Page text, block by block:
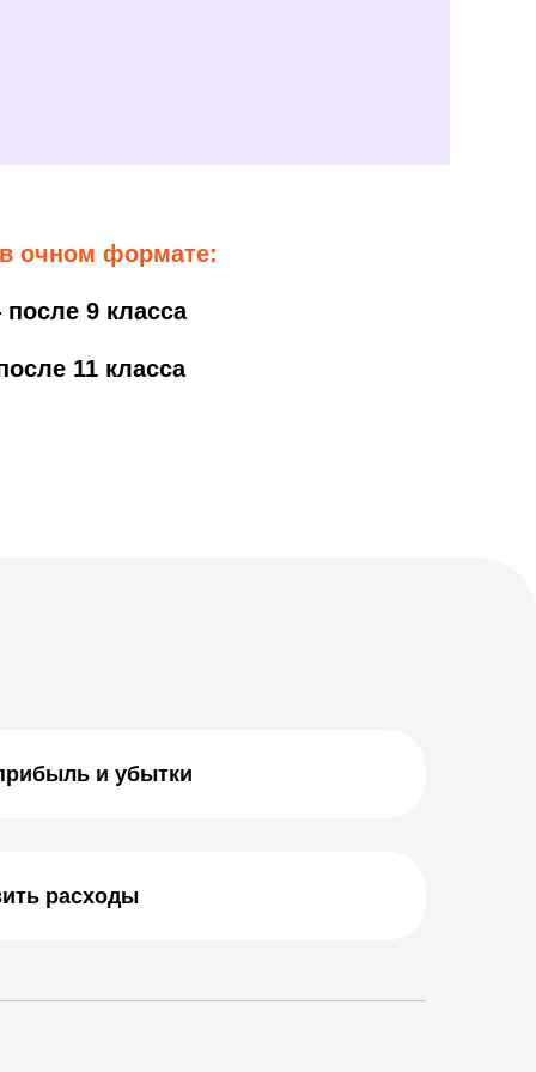
очном формате:
9 класса
11 класса
и убытки
расходы